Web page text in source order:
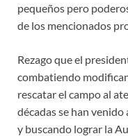
pequeños pero
de los mencionados
Rezago que el
combatiendo
rescatar el campo al
décadas se han
y buscando lograr la